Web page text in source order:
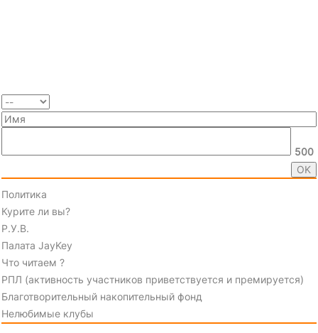
500
Политика
Курите ли вы?
Р.У.В.
Палата JayKey
Что читаем ?
РПЛ (активность участников приветствуется и премируется)
Благотворительный накопительный фонд
Нелюбимые клубы